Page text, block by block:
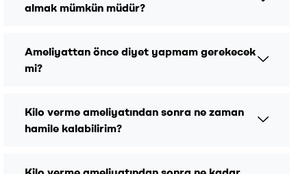
almak mümkün müdür?
Ameliyattan önce diyet yapmam gerekecek
mi?
Kilo verme ameliyatından sonra ne zaman
hamile kalabilirim?